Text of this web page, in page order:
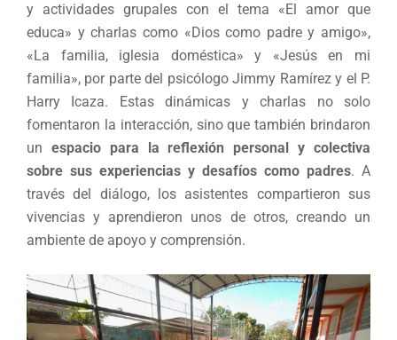
y actividades grupales con el tema «El amor que
educa» y charlas como «Dios como padre y amigo»,
«La familia, iglesia doméstica» y «Jesús en mi
familia», por parte del psicólogo Jimmy Ramírez y el P.
Harry Icaza. Estas dinámicas y charlas no solo
fomentaron la interacción, sino que también brindaron
un espacio para la reflexión personal y colectiva
sobre sus experiencias y desafíos como padres. A
través del diálogo, los asistentes compartieron sus
vivencias y aprendieron unos de otros, creando un
ambiente de apoyo y comprensión.